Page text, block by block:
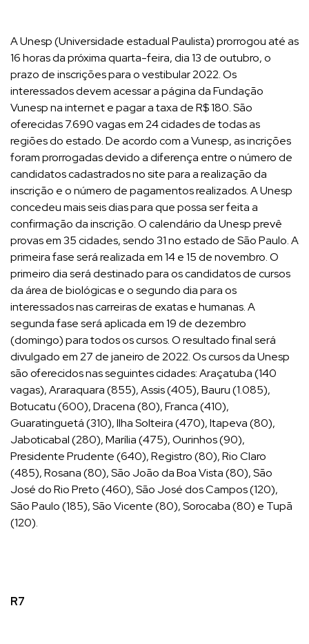
A Unesp (Universidade estadual Paulista) prorrogou até as
16 horas da próxima quarta-feira, dia 13 de outubro, o
prazo de inscrições para o vestibular 2022. Os
interessados devem acessar a página da Fundação
Vunesp na internet e pagar a taxa de R$ 180. São
oferecidas 7.690 vagas em 24 cidades de todas as
regiões do estado. De acordo com a Vunesp, as incrições
foram prorrogadas devido a diferença entre o número de
candidatos cadastrados no site para a realização da
inscrição e o número de pagamentos realizados. A Unesp
concedeu mais seis dias para que possa ser feita a
confirmação da inscrição. O calendário da Unesp prevê
provas em 35 cidades, sendo 31 no estado de São Paulo. A
primeira fase será realizada em 14 e 15 de novembro. O
primeiro dia será destinado para os candidatos de cursos
da área de biológicas e o segundo dia para os
interessados nas carreiras de exatas e humanas. A
segunda fase será aplicada em 19 de dezembro
(domingo) para todos os cursos. O resultado final será
divulgado em 27 de janeiro de 2022. Os cursos da Unesp
são oferecidos nas seguintes cidades: Araçatuba (140
vagas), Araraquara (855), Assis (405), Bauru (1.085),
Botucatu (600), Dracena (80), Franca (410),
Guaratinguetá (310), Ilha Solteira (470), Itapeva (80),
Jaboticabal (280), Marília (475), Ourinhos (90),
Presidente Prudente (640), Registro (80), Rio Claro
(485), Rosana (80), São João da Boa Vista (80), São
José do Rio Preto (460), São José dos Campos (120),
São Paulo (185), São Vicente (80), Sorocaba (80) e Tupã
(120).
R7